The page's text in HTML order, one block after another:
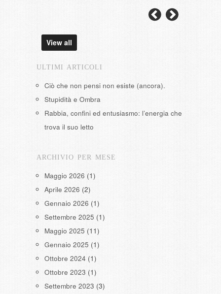
View all
ULTIMI ARTICOLI
Ciò che non pensi non esiste (ancora).
Stupidità e Ombra
Rabbia, confini ed entusiasmo: l’energia che
trova il suo letto
ARCHIVIO PER MESE
Maggio 2026 (1)
Aprile 2026 (2)
Gennaio 2026 (1)
Settembre 2025 (1)
Maggio 2025 (11)
Gennaio 2025 (1)
Ottobre 2024 (1)
Ottobre 2023 (1)
Settembre 2023 (3)